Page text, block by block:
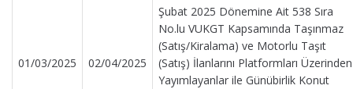
01/03/2025 02/04/2025
Şubat 2025 Dönemine Ait 538 Sıra
No.lu VUKGT Kapsamında Taşınmaz
(Satış/Kiralama) ve Motorlu Taşıt
(Satış) İlanlarını Platformları Üzerinden
Yayımlayanlar ile Günübirlik Konut